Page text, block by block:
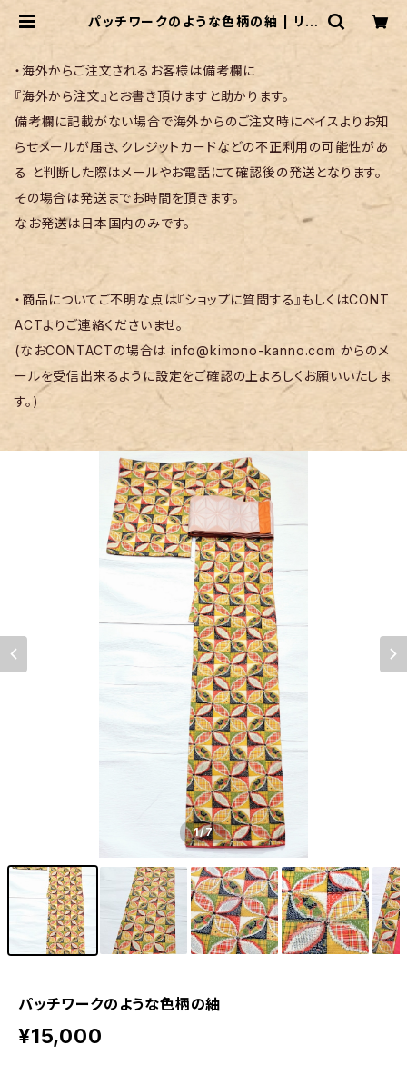
パッチワークのような色柄の紬 | リサ
・海外からご注文されるお客様は備考欄に
『海外から注文』とお書き頂けますと助かります。
備考欄に記載がない場合で海外からのご注文時にベイスよりお知
らせメールが届き、クレジットカードなどの不正利用の可能性があ
る と判断した際はメールやお電話にて確認後の発送となります。
その場合は発送までお時間を頂きます。
なお発送は日本国内のみです。
・商品についてご不明な点は『ショップに質問する』もしくはCONT
ACTよりご連絡くださいませ。
(なおCONTACTの場合はinfo@kimono-kanno.com からのメ
ールを受信出来るように設定をご確認の上よろしくお願いいたしま
す。)
1/7
パッチワークのような色柄の紬
¥15,000